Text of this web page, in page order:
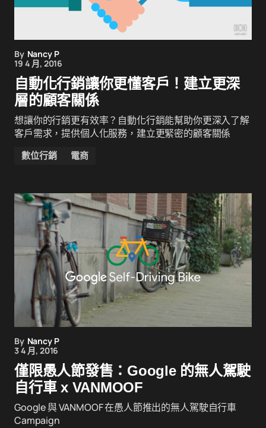
By Nancy P
19 4 月, 2016
自動化行銷讓你更懂客戶！建立更深
層的顧客關係
想讓你的行銷更有效率？自動化行銷能幫助你更深入了解
客戶需求，提供個人化服務，建立更緊密的顧客關係
數位行銷 電商
By Nancy P
3 4 月, 2016
僅限愚人節發售：Google 的無人駕駛
自行車 x VANMOOF
Google 與 VANMOOF 在愚人節推出的無人駕駛自行車
Campaign